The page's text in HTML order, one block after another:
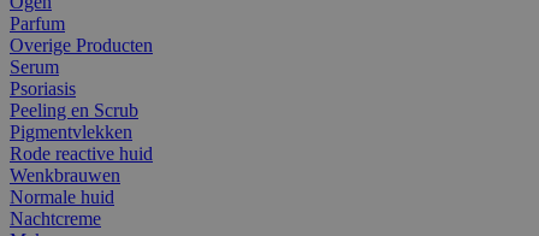
Parfum
Overige Producten
Serum
Psoriasis
Peeling en Scrub
Pigmentvlekken
Rode reactive huid
Wenkbrauwen
Normale huid
Nachtcreme